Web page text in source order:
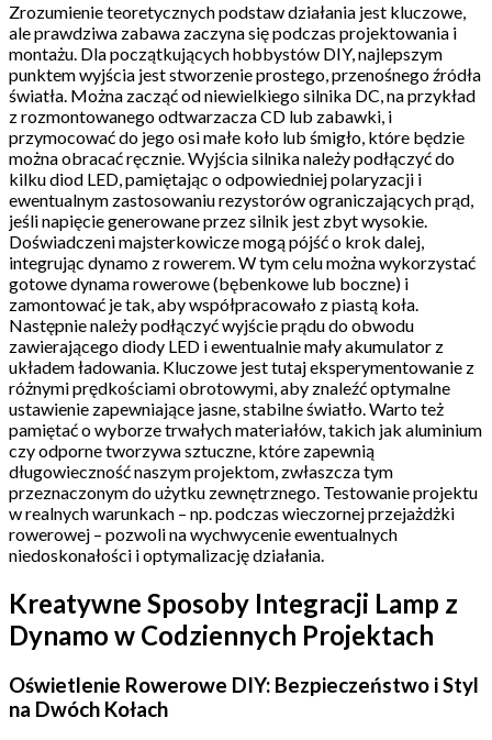
Zrozumienie teoretycznych podstaw działania jest kluczowe,
ale prawdziwa zabawa zaczyna się podczas projektowania i
montażu. Dla początkujących hobbystów DIY, najlepszym
punktem wyjścia jest stworzenie prostego, przenośnego źródła
światła. Można zacząć od niewielkiego silnika DC, na przykład
z rozmontowanego odtwarzacza CD lub zabawki, i
przymocować do jego osi małe koło lub śmigło, które będzie
można obracać ręcznie. Wyjścia silnika należy podłączyć do
kilku diod LED, pamiętając o odpowiedniej polaryzacji i
ewentualnym zastosowaniu rezystorów ograniczających prąd,
jeśli napięcie generowane przez silnik jest zbyt wysokie.
Doświadczeni majsterkowicze mogą pójść o krok dalej,
integrując dynamo z rowerem. W tym celu można wykorzystać
gotowe dynama rowerowe (bębenkowe lub boczne) i
zamontować je tak, aby współpracowało z piastą koła.
Następnie należy podłączyć wyjście prądu do obwodu
zawierającego diody LED i ewentualnie mały akumulator z
układem ładowania. Kluczowe jest tutaj eksperymentowanie z
różnymi prędkościami obrotowymi, aby znaleźć optymalne
ustawienie zapewniające jasne, stabilne światło. Warto też
pamiętać o wyborze trwałych materiałów, takich jak aluminium
czy odporne tworzywa sztuczne, które zapewnią
długowieczność naszym projektom, zwłaszcza tym
przeznaczonym do użytku zewnętrznego. Testowanie projektu
w realnych warunkach – np. podczas wieczornej przejażdżki
rowerowej – pozwoli na wychwycenie ewentualnych
niedoskonałości i optymalizację działania.
Kreatywne Sposoby Integracji Lamp z
Dynamo w Codziennych Projektach
Oświetlenie Rowerowe DIY: Bezpieczeństwo i Styl
na Dwóch Kołach